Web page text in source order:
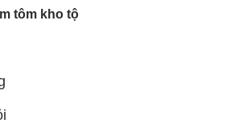
tôm kho tộ